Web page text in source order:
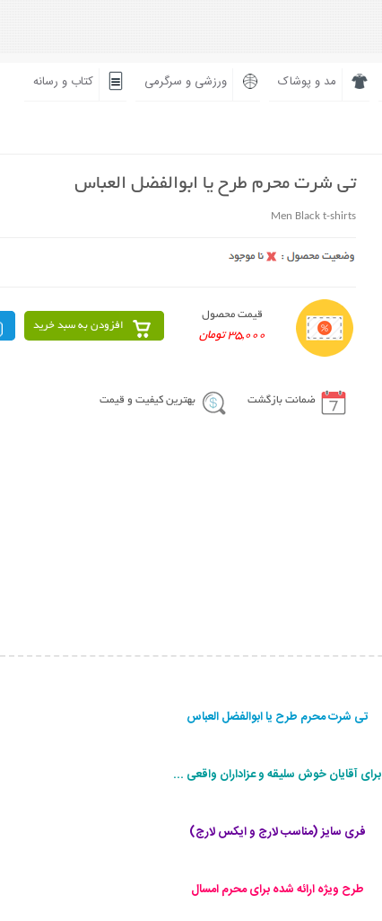
مد و پوشاک ورزشی و سرگرمی کتاب و رسانه
تی شرت محرم طرح یا ابوالفضل العباس
Men Black t-shirts
قیمت محصول
35,000 تومان
افزودن به سبد خرید
ضمانت بازگشت بهترین کیفیت و قیمت
تی شرت محرم طرح یا ابوالفضل العباس
برای آقایان خوش سلیقه و عزاداران واقعی ...
فری سایز (مناسب لارج و ایکس لارج)
طرح ویژه ارائه شده برای محرم امسال